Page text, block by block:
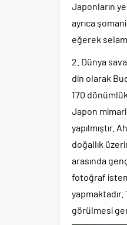
Japonların
ayrıca
eğerek
2. Dünya
din olarak
170
Japon
yapılmıştır.
doğallık
arasında
fotoğraf
görülmesi